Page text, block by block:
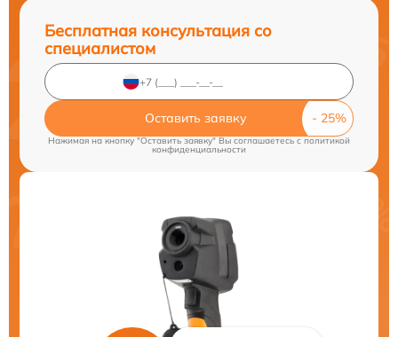
Бесплатная консультация со
специалистом
Оставить заявку
Нажимая на кнопку "Оставить заявку" Вы соглашаетесь cполитикой
конфиденциальности